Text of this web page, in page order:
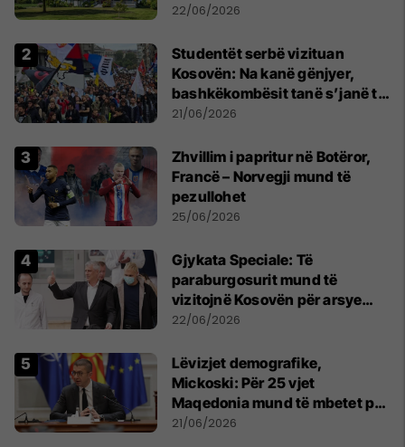
22/06/2026
Studentët serbë vizituan
Kosovën: Na kanë gënjyer,
bashkëkombësit tanë s’janë të
shtypur
21/06/2026
Zhvillim i papritur në Botëror,
Francë – Norvegji mund të
pezullohet
25/06/2026
​Gjykata Speciale: Të
paraburgosurit mund të
vizitojnë Kosovën për arsye
humanitare
22/06/2026
Lëvizjet demografike,
Mickoski: Për 25 vjet
Maqedonia mund të mbetet pa
150 mijë deri në 250 mijë
21/06/2026